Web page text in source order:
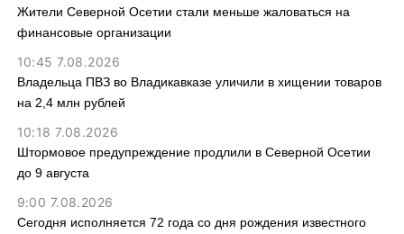
Жители Северной Осетии стали меньше жаловаться на
финансовые организации
10:45 7.08.2026
Владельца ПВЗ во Владикавказе уличили в хищении товаров
на 2,4 млн рублей
10:18 7.08.2026
Штормовое предупреждение продлили в Северной Осетии
до 9 августа
9:00 7.08.2026
Сегодня исполняется 72 года со дня рождения известного